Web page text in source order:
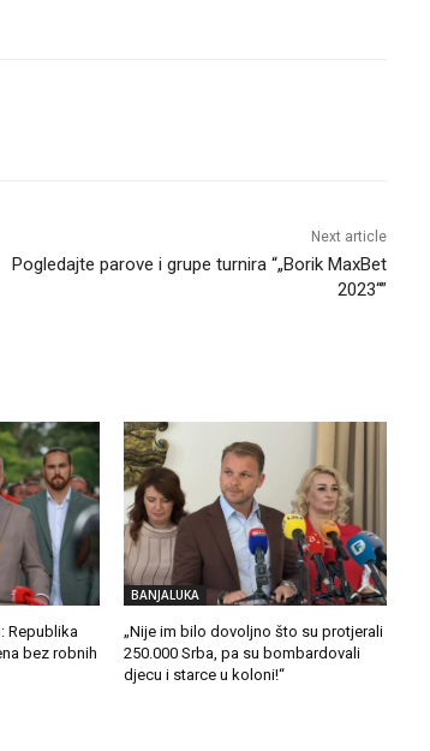
Next article
Pogledajte parove i grupe turnira “„Borik MaxBet
2023“”
Republika
bez robnih
BANJALUKA
„Nije im bilo dovoljno što su protjerali
250.000 Srba, pa su bombardovali
djecu i starce u koloni!“